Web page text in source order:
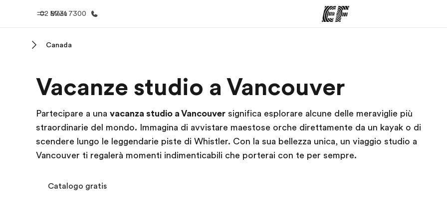
Menu
02 8731 7300
Benvenuto alla EF Vedi la nostra offerta Trova l'ufficio più vicino
Canada
Vacanze studio a Vancouver
Partecipare a una vacanza studio a Vancouver significa esplorare alcune delle meraviglie più
straordinarie del mondo. Immagina di avvistare maestose orche direttamente da un kayak o di
scendere lungo le leggendarie piste di Whistler. Con la sua bellezza unica, un viaggio studio a
Vancouver ti regalerà momenti indimenticabili che porterai con te per sempre.
Catalogo gratis